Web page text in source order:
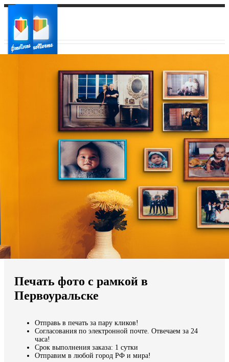
Ваш регион доставки
Выберите из списка:
Мы доставляем по всему миру
Продолжить без города
Печать фото с рамкой в
Первоуральске
Отправь в печать за пару кликов!
Согласования по электронной почте. Отвечаем за 24
часа!
Срок выполнения заказа: 1 сутки
Отправим в любой город РФ и мира!